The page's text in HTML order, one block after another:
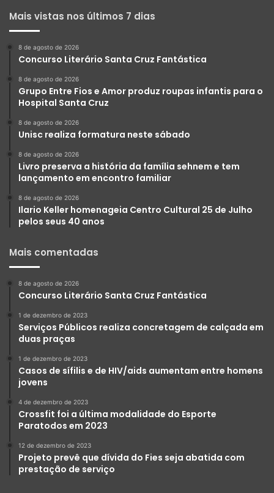
Mais vistas nos últimos 7 dias
8 de agosto de 2026
Concurso Literário Santa Cruz Fantástica
8 de agosto de 2026
Grupo Entre Fios e Amor produz roupas infantis para o
Hospital Santa Cruz
8 de agosto de 2026
Unisc realiza formatura neste sábado
8 de agosto de 2026
Livro preserva a história da família sehnem e tem
lançamento em encontro familiar
8 de agosto de 2026
Ilario Keller homenageia Centro Cultural 25 de Julho
pelos seus 40 anos
Mais comentadas
8 de agosto de 2026
Concurso Literário Santa Cruz Fantástica
1 de dezembro de 2023
Serviços Públicos realiza concretagem de calçada em
duas praças
1 de dezembro de 2023
Casos de sífilis e de HIV/aids aumentam entre homens
jovens
4 de dezembro de 2023
Crossfit foi a última modalidade do Esporte
Paratodos em 2023
12 de dezembro de 2023
Projeto prevê que dívida do Fies seja abatida com
prestação de serviço